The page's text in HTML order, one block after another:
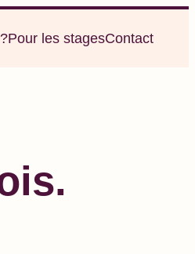
Pour les stagesContact